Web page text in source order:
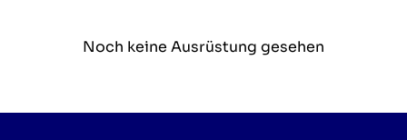
Noch keine Ausrüstung gesehen